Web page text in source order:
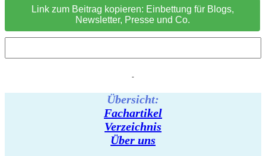
Link zum Beitrag kopieren: Einbettung für Blogs,
Newsletter, Presse und Co.
-
Übersicht:
Fachartikel
Verzeichnis
Über uns